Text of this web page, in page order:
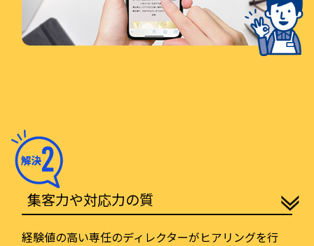
集客力や対応力の質
経験値の高い専任のディレクターがヒアリングを行